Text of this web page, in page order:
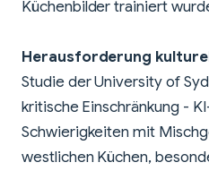
Küchenbilder trainiert
Herausforderung
Studie der University of
kritische Einschränkung -
Schwierigkeiten mit
westlichen Küchen,